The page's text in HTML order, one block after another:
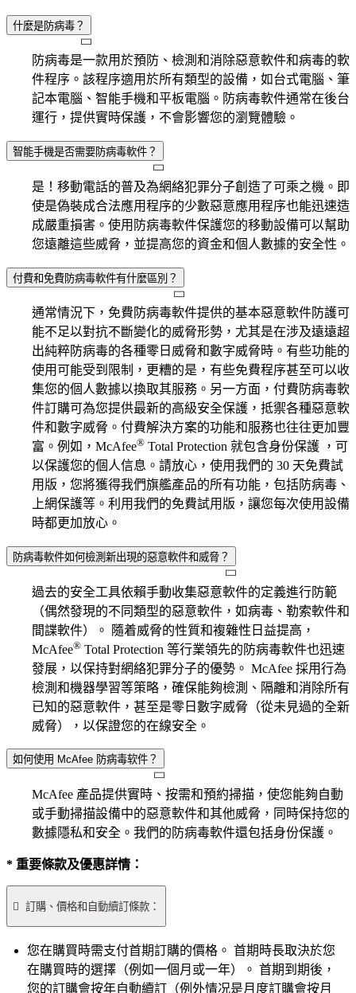
什麼是防病毒？
防病毒是一款用於預防、檢測和消除惡意軟件和病毒的軟
件程序。該程序適用於所有類型的設備，如台式電腦、筆
記本電腦、智能手機和平板電腦。防病毒軟件通常在後台
運行，提供實時保護，不會影響您的瀏覽體驗。
智能手機是否需要防病毒軟件？
是！移動電話的普及為網絡犯罪分子創造了可乘之機。即
使是偽裝成合法應用程序的少數惡意應用程序也能迅速造
成嚴重損害。使用防病毒軟件保護您的移動設備可以幫助
您遠離這些威脅，並提高您的資金和個人數據的安全性。
付費和免費防病毒軟件有什麼區別？
通常情況下，免費防病毒軟件提供的基本惡意軟件防護可
能不足以對抗不斷變化的威脅形勢，尤其是在涉及遠遠超
出純粹防病毒的各種零日威脅和數字威脅時。有些功能的
使用可能受到限制，更糟的是，有些免費程序甚至可以收
集您的個人數據以換取其服務。另一方面，付費防病毒軟
件訂購可為您提供最新的高級安全保護，抵禦各種惡意軟
件和數字威脅。付費解決方案的功能和服務也往往更加豐
富。例如，McAfee® Total Protection 就包含身份保護 ，可
以保護您的個人信息。請放心，使用我們的 30 天免費試
用版，您將獲得我們旗艦產品的所有功能，包括防病毒、
上網保護等。利用我們的免費試用版，讓您每次使用設備
時都更加放心。
防病毒軟件如何檢測新出現的惡意軟件和威脅？
過去的安全工具依賴手動收集惡意軟件的定義進行防範
（偶然發現的不同類型的惡意軟件，如病毒、勒索軟件和
間諜軟件）。 隨着威脅的性質和複雜性日益提高，
McAfee® Total Protection 等行業領先的防病毒軟件也迅速
發展，以保持對網絡犯罪分子的優勢。 McAfee 採用行為
檢測和機器學習等策略，確保能夠檢測、隔離和消除所有
已知的惡意軟件，甚至是零日數字威脅（從未見過的全新
威脅），以保證您的在線安全。
如何使用 McAfee 防病毒软件？
McAfee 產品提供實時、按需和預約掃描，使您能夠自動
或手動掃描設備中的惡意軟件和其他威脅，同時保持您的
數據隱私和安全。我們的防病毒軟件還包括身份保護。
* 重要條款及優惠詳情：
 訂購、價格和自動續訂條款：
您在購買時需支付首期訂購的價格。 首期時長取決於您
在購買時的選擇（例如一個月或一年）。 首期到期後，
您的訂購會按年自動續訂（例外情况是月度訂購會按月